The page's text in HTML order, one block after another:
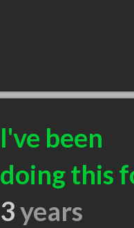
I've been
doing this
3years